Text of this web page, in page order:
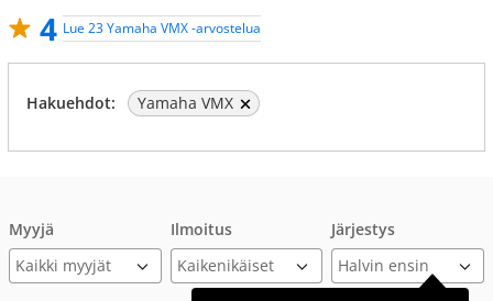
4 Lue 23 Yamaha VMX -arvostelua
Hakuehdot: Yamaha VMX
Myyjä
Kaikki myyjät
Ilmoitus Järjestys